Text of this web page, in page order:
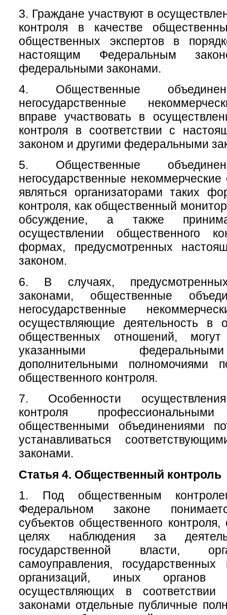
3. Граждане участвуют в
контроля в качестве
общественных экспертов в
настоящим Федеральным
федеральными законами.
4. Общественные
негосударственные
вправе участвовать в
контроля в соответствии с
законом и другими федеральными
5. Общественные
негосударственные некоммерческие
являться организаторами таких
контроля, как общественный
обсуждение, а также
осуществлении общественного
формах, предусмотренных
законом.
6. В случаях,
законами, общественные
негосударственные
осуществляющие деятельность в
общественных отношений,
указанными
дополнительными полномочиями
общественного контроля.
7. Особенности
контроля
общественными объединениями
устанавливаться
законами.
Статья 4. Общественный контроль
1. Под общественным
Федеральном законе
субъектов общественного
целях наблюдения за
государственной власти,
самоуправления,
организаций, иных органов
осуществляющих в
законами отдельные публичные